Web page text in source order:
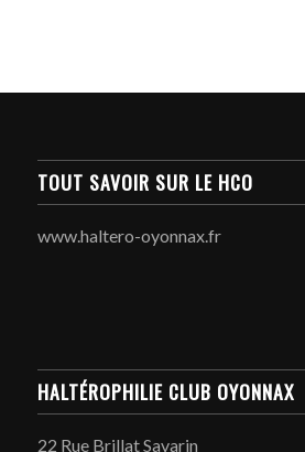
TOUT SAVOIR SUR LE HCO
www.haltero-oyonnax.fr
HALTÉROPHILIE CLUB OYONNAX
22 Rue Brillat Savarin